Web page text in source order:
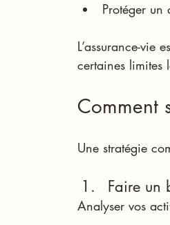
Protéger un
L’assurance-vie
certaines limites
Comment
Une stratégie
Faire un
Analyser vos